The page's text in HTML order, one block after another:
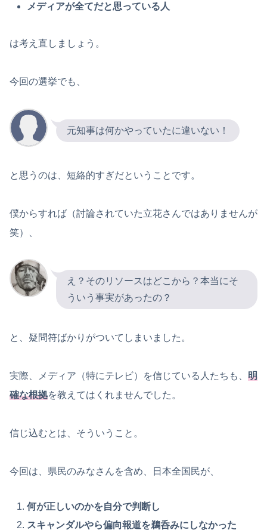
メディアが全てだと思っている人
は考え直しましょう。
今回の選挙でも、
元知事は何かやっていたに違いない！
と思うのは、短絡的すぎだということです。
僕からすれば（討論されていた立花さんではありませんが
笑）、
え？そのリソースはどこから？本当にそ
ういう事実があったの？
と、疑問符ばかりがついてしまいました。
実際、メディア（特にテレビ）を信じている人たちも、 明
確な根拠を教えてはくれませんでした。
信じ込むとは、そういうこと。
今回は、県民のみなさんを含め、日本全国民が、
何が正しいのかを自分で判断し
スキャンダルやら偏向報道を鵜呑みにしなかった